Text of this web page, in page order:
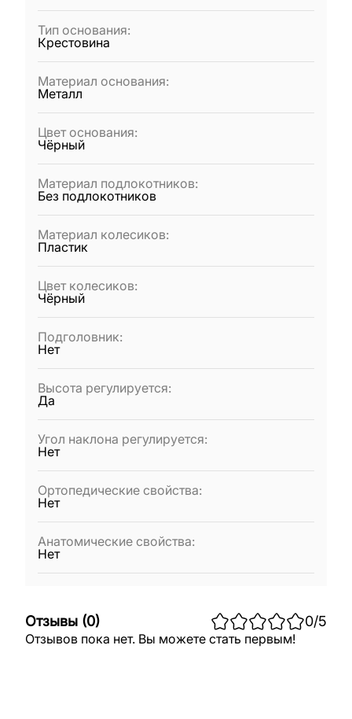
Тип основания:
Крестовина
Материал основания:
Металл
Цвет основания:
Чёрный
Материал подлокотников:
Без подлокотников
Материал колесиков:
Пластик
Цвет колесиков:
Чёрный
Подголовник:
Нет
Высота регулируется:
Да
Угол наклона регулируется:
Нет
Ортопедические свойства:
Нет
Анатомические свойства:
Нет
Отзывы (0) 0/5
Отзывов пока нет. Вы можете стать первым!